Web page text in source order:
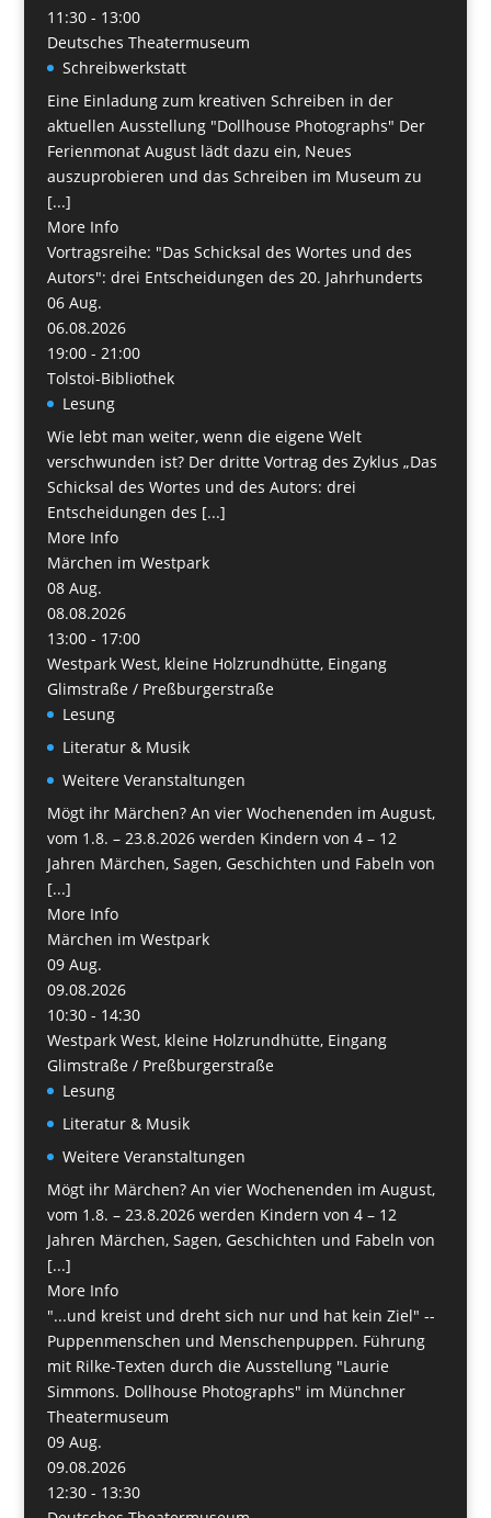
11:30 - 13:00
Deutsches Theatermuseum
Schreibwerkstatt
Eine Einladung zum kreativen Schreiben in der
aktuellen Ausstellung "Dollhouse Photographs" Der
Ferienmonat August lädt dazu ein, Neues
auszuprobieren und das Schreiben im Museum zu
[...]
More Info
Vortragsreihe: "Das Schicksal des Wortes und des
Autors": drei Entscheidungen des 20. Jahrhunderts
06 Aug.
06.08.2026
19:00 - 21:00
Tolstoi-Bibliothek
Lesung
Wie lebt man weiter, wenn die eigene Welt
verschwunden ist? Der dritte Vortrag des Zyklus „Das
Schicksal des Wortes und des Autors: drei
Entscheidungen des [...]
More Info
Märchen im Westpark
08 Aug.
08.08.2026
13:00 - 17:00
Westpark West, kleine Holzrundhütte, Eingang
Glimstraße / Preßburgerstraße
Lesung
Literatur & Musik
Weitere Veranstaltungen
Mögt ihr Märchen? An vier Wochenenden im August,
vom 1.8. – 23.8.2026 werden Kindern von 4 – 12
Jahren Märchen, Sagen, Geschichten und Fabeln von
[...]
More Info
Märchen im Westpark
09 Aug.
09.08.2026
10:30 - 14:30
Westpark West, kleine Holzrundhütte, Eingang
Glimstraße / Preßburgerstraße
Lesung
Literatur & Musik
Weitere Veranstaltungen
Mögt ihr Märchen? An vier Wochenenden im August,
vom 1.8. – 23.8.2026 werden Kindern von 4 – 12
Jahren Märchen, Sagen, Geschichten und Fabeln von
[...]
More Info
"...und kreist und dreht sich nur und hat kein Ziel" --
Puppenmenschen und Menschenpuppen. Führung
mit Rilke-Texten durch die Ausstellung "Laurie
Simmons. Dollhouse Photographs" im Münchner
Theatermuseum
09 Aug.
09.08.2026
12:30 - 13:30